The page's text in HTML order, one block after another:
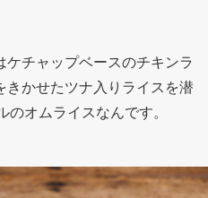
ケチャップベースのチキンラ
きかせたツナ入りライスを潜
のオムライスなんです。